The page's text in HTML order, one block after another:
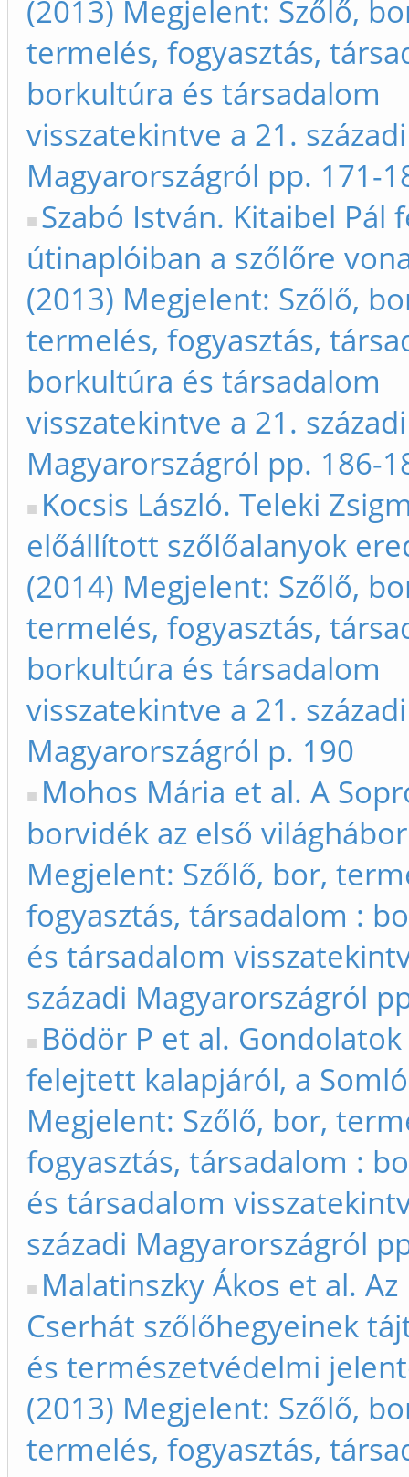
(2013) Megjelent: Szőlő,
termelés, fogyasztás,
borkultúra és társadalom
visszatekintve a 21. századi
Magyarországról pp. 171-
Szabó István. Kitaibel Pál
útinaplóiban a szőlőre
(2013) Megjelent: Szőlő,
termelés, fogyasztás,
borkultúra és társadalom
visszatekintve a 21. századi
Magyarországról pp. 186-
Kocsis László. Teleki
előállított szőlőalanyok
(2014) Megjelent: Szőlő,
termelés, fogyasztás,
borkultúra és társadalom
visszatekintve a 21. századi
Magyarországról p. 190
Mohos Mária et al. A
borvidék az első
Megjelent: Szőlő, bor,
fogyasztás, társadalom :
és társadalom
századi Magyarországról
Bödör P et al.
felejtett kalapjáról, a
Megjelent: Szőlő, bor,
fogyasztás, társadalom :
és társadalom
századi Magyarországról
Malatinszky Ákos et al. Az
Cserhát szőlőhegyeinek
és természetvédelmi
(2013) Megjelent: Szőlő,
termelés, fogyasztás,